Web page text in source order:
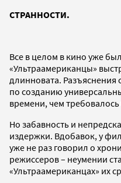
СТРАННОСТИ.
Все в целом в кино уже
«Ультраамериканцы»
длинновата.
по созданию
времени, чем
Но забавность и
издержки. Вдобавок, у
уже не раз говорил о
режиссеров – неумении
«Ультраамериканцах» их